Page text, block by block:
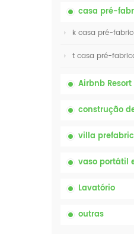
casa pré-
k casa pré-
t casa pré-
Airbnb
construção
villa
vaso portátil
Lavatório
outras